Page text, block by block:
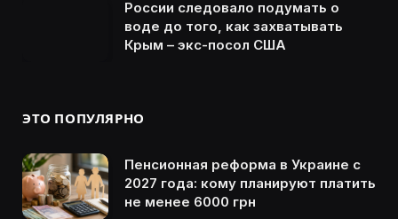
России следовало подумать о
воде до того, как захватывать
Крым – экс-посол США
ЭТО ПОПУЛЯРНО
Пенсионная реформа в Украине с
2027 года: кому планируют платить
не менее 6000 грн